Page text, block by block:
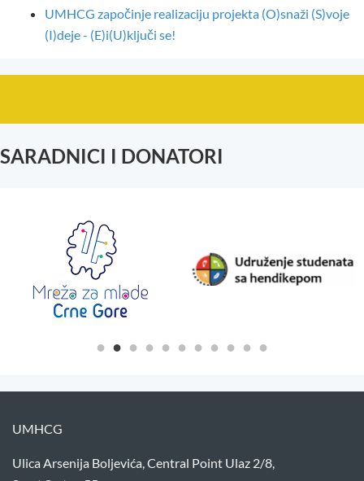
UMHCG započinje realizaciju projekta (O)snaži (S)voje
(I)deje - (E)i(U)ključi se!
SARADNICI I DONATORI
UMHCG
Ulica Arsenija Boljevića, Central Point Ulaz 2/8,